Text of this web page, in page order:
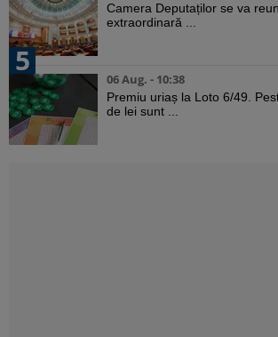
Camera Deputaților se va
extraordinară ...
5
06 Aug. - 10:38
Premiu uriaș la Loto 6/49.
de lei sunt ...